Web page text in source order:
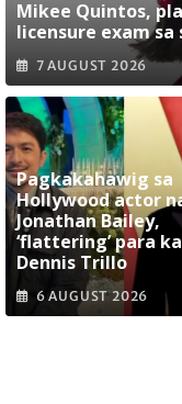
Mikee Quintos,
licensure exam sa
7 AUGUST 2026
Pagkakahawig sa
Hollywood actor
Jonathan Bailey,
‘flattering’ para
Dennis Trillo
6 AUGUST 2026